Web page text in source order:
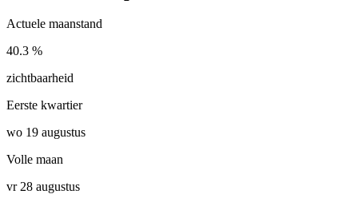
Actuele maanstand
40.3 %
zichtbaarheid
Eerste kwartier
wo 19 augustus
Volle maan
vr 28 augustus